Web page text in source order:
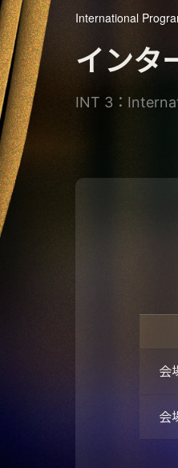
International
インタ
INT 3：
会
会